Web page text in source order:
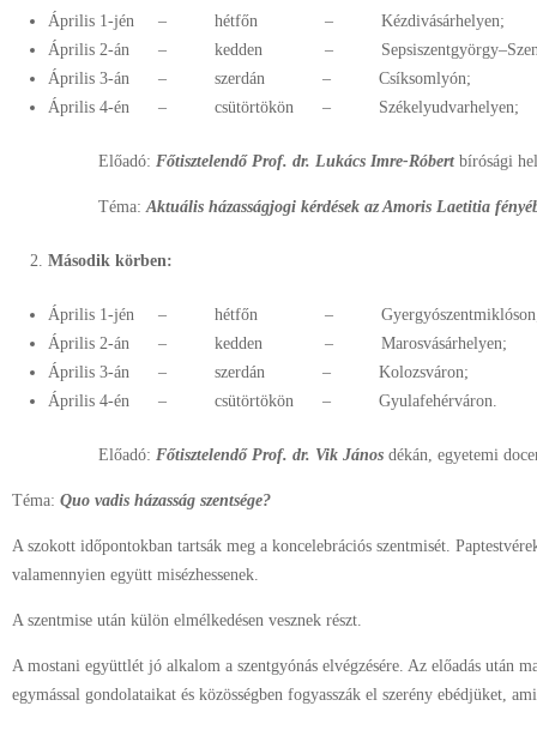
Április 1-jén – hétfőn – Kézdivásárhelyen;
Április 2-án – kedden – Sepsiszentgyörgy–Szent
Április 3-án – szerdán – Csíksomlyón;
Április 4-én – csütörtökön – Székelyudvarhelyen;
Előadó: Főtisztelendő Prof. dr. Lukács Imre-Róbert bírósági
Téma:Aktuális házasságjogi kérdések az Amoris Laetitia
Második körben:
Április 1-jén – hétfőn –
Április 2-án – kedden – Marosvásárhelyen;
Április 3-án – szerdán – Kolozsváron;
Április 4-én – csütörtökön – Gyulafehérváron.
Előadó: Főtisztelendő Prof. dr. Vik János dékán, egyetemi
Téma: Quo vadis házasság szentsége?
A szokott időpontokban tartsák meg a koncelebrációs szentmisét.
valamennyien együtt misézhessenek.
A szentmise után külön elmélkedésen vesznek részt.
A mostani együttlét jó alkalom a szentgyónás elvégzésére. Az előadás után
egymással gondolataikat és közösségben fogyasszák el szerény ebédjüket,